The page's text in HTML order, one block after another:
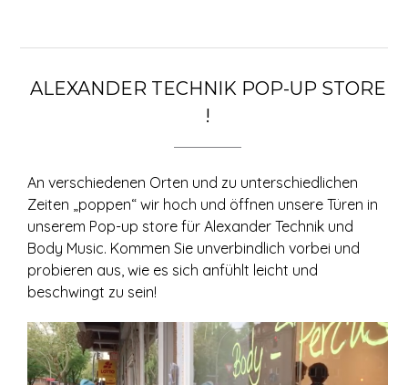
ALEXANDER TECHNIK POP-UP STORE
!
An verschiedenen Orten und zu unterschiedlichen
Zeiten „poppen“ wir hoch und öffnen unsere Türen in
unserem Pop-up store für Alexander Technik und
Body Music. Kommen Sie unverbindlich vorbei und
probieren aus, wie es sich anfühlt leicht und
beschwingt zu sein!